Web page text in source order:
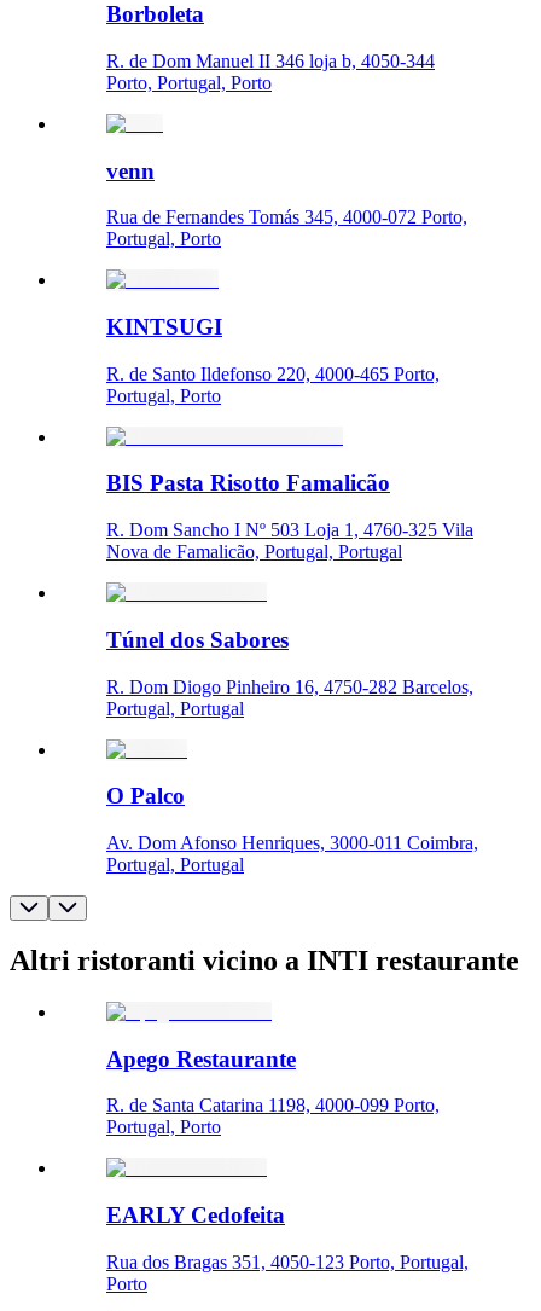
Borboleta
R. de Dom Manuel II 346 loja b, 4050-344
Porto, Portugal, Porto
venn
Rua de Fernandes Tomás 345, 4000-072 Porto,
Portugal, Porto
KINTSUGI
R. de Santo Ildefonso 220, 4000-465 Porto,
Portugal, Porto
BIS Pasta Risotto Famalicão
R. Dom Sancho I Nº 503 Loja 1, 4760-325 Vila
Nova de Famalicão, Portugal, Portugal
Túnel dos Sabores
R. Dom Diogo Pinheiro 16, 4750-282 Barcelos,
Portugal, Portugal
O Palco
Av. Dom Afonso Henriques, 3000-011 Coimbra,
Portugal, Portugal
Altri ristoranti vicino a INTI restaurante
Apego Restaurante
R. de Santa Catarina 1198, 4000-099 Porto,
Portugal, Porto
EARLY Cedofeita
Rua dos Bragas 351, 4050-123 Porto, Portugal,
Porto